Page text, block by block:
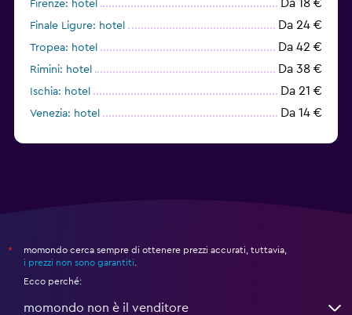
Firenze: hotel Da 18 €
Finale Ligure: hotel Da 24 €
Tropea: hotel Da 42 €
Rimini: hotel Da 38 €
Ischia: hotel Da 21 €
Venezia: hotel Da 14 €
*
momondo cerca sempre di ottenere prezzi accurati, tuttavia,
i prezzi non sono garantiti
Ecco perché:
momondo non è il venditore